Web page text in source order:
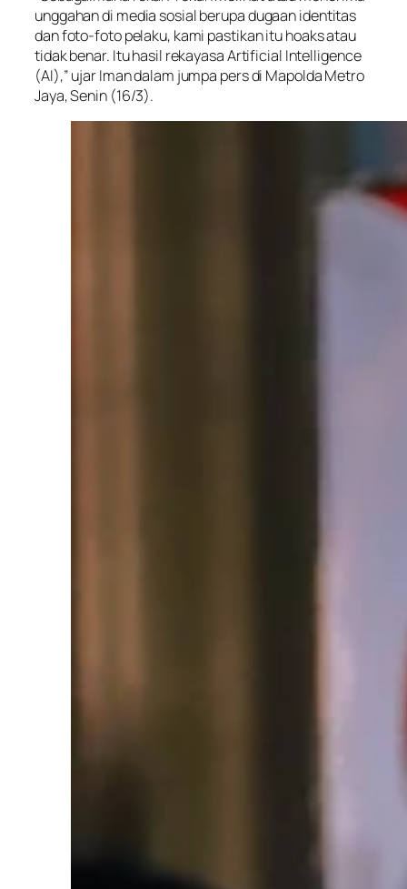
unggahan di media sosial berupa dugaan identitas
dan foto-foto pelaku, kami pastikan itu hoaks atau
tidak benar. Itu hasil rekayasa Artificial Intelligence
(AI),” ujar Iman dalam jumpa pers di Mapolda Metro
Jaya, Senin (16/3).